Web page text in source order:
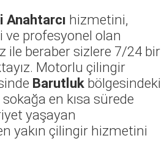
hizmetini,
ve profesyonel olan
ile beraber sizlere 7/24 bir
Motorlu çilingir
Barutluk bölgesindeki
en kısa sürede
yaşayan
yakın çilingir hizmetini